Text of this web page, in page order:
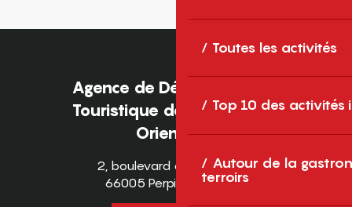
Toutes les activités
Top 10 des activités
Autour de la
terroirs
Agence de Développement
Touristique des Pyrénées-
Orientales
2, boulevard des Pyrénées
66005 Perpignan Cedex